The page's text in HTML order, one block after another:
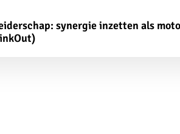
synergie inzetten als